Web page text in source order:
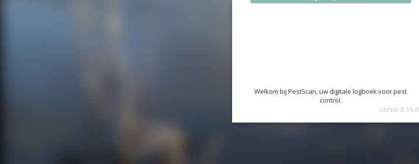
Welkom bij PestScan, uw digitale logboek voor pest
control.
Versie 8.16.0